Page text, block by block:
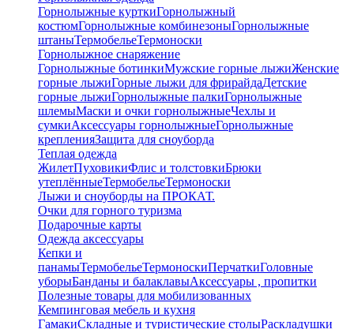
Горнолыжные курткиГорнолыжный
костюмГорнолыжные комбинезоныГорнолыжные
штаныТермобельеТермоноски
Горнолыжное снаряжение
Горнолыжные ботинкиМужские горные лыжиЖенские
горные лыжиГорные лыжи для фрирайдаДетские
горные лыжиГорнолыжные палкиГорнолыжные
шлемыМаски и очки горнолыжныеЧехлы и
сумкиАксессуары горнолыжныеГорнолыжные
крепленияЗащита для сноуборда
Теплая одежда
ЖилетПуховикиФлис и толстовкиБрюки
утеплённыеТермобельеТермоноски
Лыжи и сноуборды на ПРОКАТ.
Очки для горного туризма
Подарочные карты
Одежда аксессуары
Кепки и
панамыТермобельеТермоноскиПерчаткиГоловные
уборыБанданы и балаклавыАксессуары , пропитки
Полезные товары для мобилизованных
Кемпинговая мебель и кухня
ГамакиСкладные и туристические столыРаскладушки